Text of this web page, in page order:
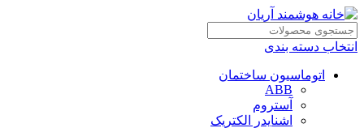
انتخاب دسته بندی
اتوماسیون ساختمان
ABB
آستروم
اشنایدر الکتریک